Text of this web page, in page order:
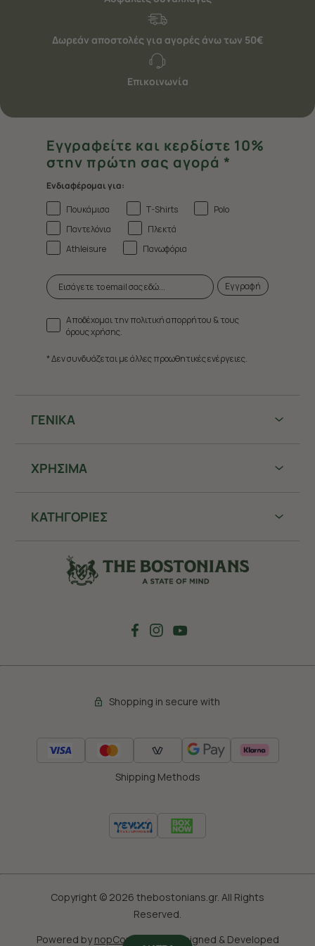
Δωρεάν αποστολές για αγορές άνω των 50€
Επικοινωνία
ΓΕΝΙΚΑ
ΧΡHΣΙΜΑ
ΚΑΤΗΓΟΡΙΕΣ
Εγγραφείτε και κερδίστε 10%
στην πρώτη σας αγορά *
Ενδιαφέρομαι για:
Πουκάμισα
T-Shirts
Polo
Παντελόνια
Πλεκτά
Athleisure
Πανωφόρια
Εγγραφή
Αποδέχομαι την πολιτική απορρήτου & τους
όρους χρήσης.
* Δεν συνδυάζεται με άλλες προωθητικές ενέργειες.
Shopping in secure with
Shipping Methods
Copyright © 2026 thebostonians.gr. All Rights
Reserved.
Powered bynopCommerce Designed & Developed